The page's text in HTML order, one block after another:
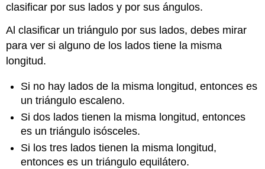
clasificar por sus lados y por sus ángulos.
Al clasificar un triángulo por sus lados, debes mirar
para ver si alguno de los lados tiene la misma
longitud.
Si no hay lados de la misma longitud, entonces es
un triángulo escaleno.
Si dos lados tienen la misma longitud, entonces
es un triángulo isósceles.
Si los tres lados tienen la misma longitud,
entonces es un triángulo equilátero.